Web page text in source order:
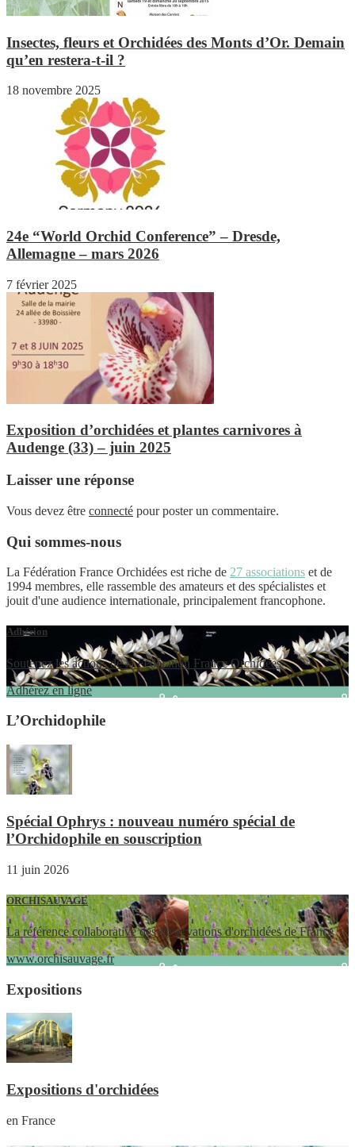
Insectes, fleurs et Orchidées des Monts d’Or. Demain
qu’en restera-t-il ?
18 novembre 2025
24e “World Orchid Conference” – Dresde,
Allemagne – mars 2026
7 février 2025
Exposition d’orchidées et plantes carnivores à
Audenge (33) – juin 2025
Laisser une réponse
Vous devez être connecté pour poster un commentaire.
Qui sommes-nous
La Fédération France Orchidées est riche de 27 associations et de
1994 membres, elle rassemble des amateurs et des spécialistes et
jouit d'une audience internationale, principalement francophone.
Adhésion
Soutenez les actions de la Fédération France Orchidées
Adhérez en ligne
L’Orchidophile
Spécial Ophrys : nouveau numéro spécial de
l’Orchidophile en souscription
11 juin 2026
ORCHISAUVAGE
La référence collaborative des observations d'orchidées de France
www.orchisauvage.fr
Expositions
Expositions d'orchidées
en France